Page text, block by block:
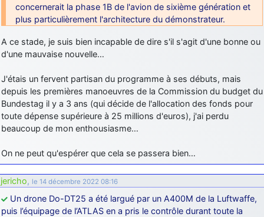
concernerait la phase 1B de l'avion de sixième génération et
plus particulièrement l'architecture du démonstrateur.
A ce stade, je suis bien incapable de dire s'il s'agit d'une bonne ou
d'une mauvaise nouvelle…
J'étais un fervent partisan du programme à ses débuts, mais
depuis les premières manoeuvres de la Commission du budget du
Bundestag il y a 3 ans (qui décide de l'allocation des fonds pour
toute dépense supérieure à 25 millions d'euros), j'ai perdu
beaucoup de mon enthousiasme…
On ne peut qu'espérer que cela se passera bien…
jericho, le 14 décembre 2022 08:16
Un drone Do-DT25 a été largué par un A400M de la Luftwaffe,
puis l’équipage de l’ATLAS en a pris le contrôle durant toute la